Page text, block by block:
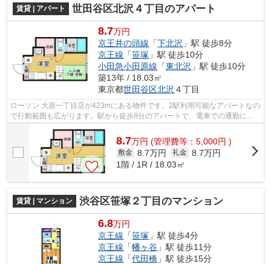
賃貸 | アパート 世田谷区北沢４丁目のアパート
8.7万円
京王井の頭線 「下北沢 」駅 徒歩8分
京王線 「笹塚 」駅 徒歩10分
小田急小田原線 「東北沢 」駅 徒歩10分
築13年 / 18.03㎡
東京都世田谷区北沢 ４丁目
ローソン 大原一丁目店が423mにある物件です。2駅利用可能なアパートなの
で行動範囲も広がります。駅から徒歩8分のアパートで、電車での通勤にも
8.7万円 (管理費等：5,000円 )
敷金 8.7万円 礼金 8.7万円
1階 / 1R / 18.03㎡
賃貸 | マンション 渋谷区笹塚２丁目のマンション
6.8万円
京王線 「笹塚 」駅 徒歩4分
京王線 「幡ヶ谷 」駅 徒歩11分
京王線 「代田橋 」駅 徒歩15分